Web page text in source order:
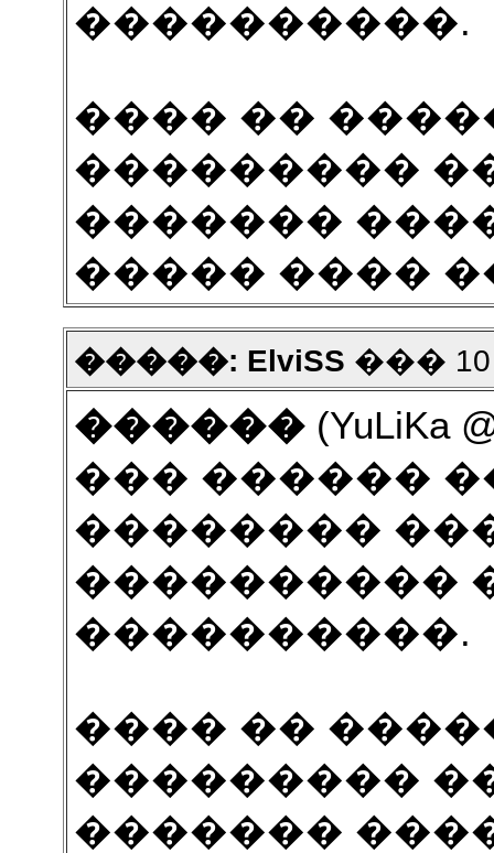
����������.
���� ��
���������
�������
����� ����
�����: ElviSS ��� 10
������(YuLiKa
��� ������
��������
����������
����������.
���� ��
���������
�������